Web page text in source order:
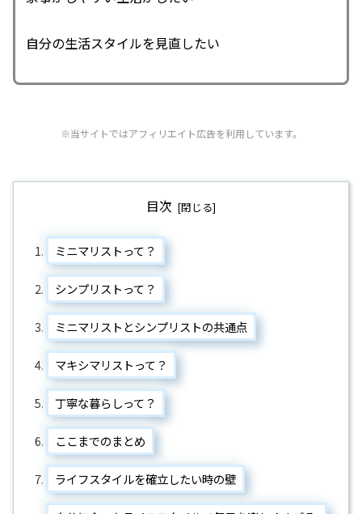
自分の生活スタイルを見直したい
※当サイトではアフィリエイト広告を利用しています。
目次
ミニマリストって？
シンプリストって？
ミニマリストとシンプリストの共通点
マキシマリストって？
丁寧な暮らしって？
ここまでのまとめ
ライフスタイルを確立したい時の壁